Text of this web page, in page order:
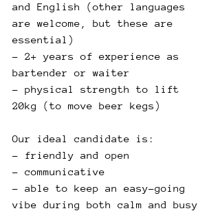
and English (other languages
are welcome, but these are
essential)
- 2+ years of experience as
bartender or waiter
- physical strength to lift
20kg (to move beer kegs)
Our ideal candidate is:
- friendly and open
- communicative
- able to keep an easy-going
vibe during both calm and busy